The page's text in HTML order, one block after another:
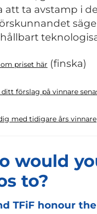
att ta avstamp i
priset här (finska)
förslag på vinnare
med tidigare års vinnare
would
to?
TFiF honour